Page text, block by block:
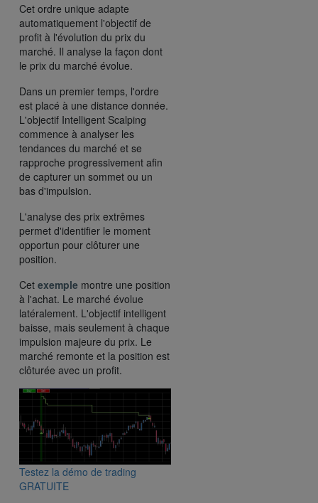
Cet ordre unique adapte
automatiquement l'objectif de
profit à l'évolution du prix du
marché. Il analyse la façon dont
le prix du marché évolue.
Dans un premier temps, l'ordre
est placé à une distance donnée.
L'objectif Intelligent Scalping
commence à analyser les
tendances du marché et se
rapproche progressivement afin
de capturer un sommet ou un
bas d'impulsion.
L'analyse des prix extrêmes
permet d'identifier le moment
opportun pour clôturer une
position.
Cet exemple montre une position
à l'achat. Le marché évolue
latéralement. L'objectif intelligent
baisse, mais seulement à chaque
impulsion majeure du prix. Le
marché remonte et la position est
clôturée avec un profit.
Testez la démo de trading
GRATUITE